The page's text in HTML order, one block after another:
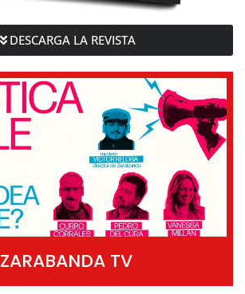
DESCARGA LA REVISTA
ZARABANDA TV